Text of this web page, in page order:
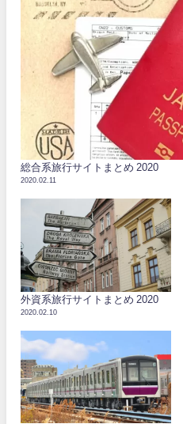
総合系旅行サイトまとめ 2020
2020.02.11
外資系旅行サイトまとめ 2020
2020.02.10